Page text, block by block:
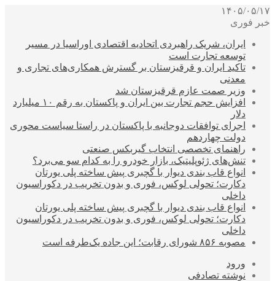
۱۴۰۵/۰۵/۱۷
خبر فوری
ایران، شریک راهبردی اتحادیه اقتصادی اوراسیا در مسیر
توسعه تجارت است
تاکید ایران و قرقیزستان بر گسترش همکاری‌های تجاری و
معدنی
وزیر صمت عازم قرقیزستان شد
افزایش حجم تجارت بین ایران و پاکستان به رقم ۱۰ میلیارد
دلار
اجرای توافقات دوجانبه با پاکستان در راستا سیاست محوری
دولت چهاردهم
راهنمای تخصصی انتخاب گیربکس صنعتی
تنش‌های ژئوپلیتیک، بازار خودرو را به کدام سو می‌برد؟
انواع قاب بندی دیوار با گچبری پیش ساخته پلی یورتان
دکارت؛ تحولی لوکس، فوری و بدون تخریب در دکوراسیون
داخلی
انواع قاب بندی دیوار با گچبری پیش ساخته پلی یورتان
دکارت؛ تحولی لوکس، فوری و بدون تخریب در دکوراسیون
داخلی
مصوبه ۸۵۶ شورای رقابت؛ این جاده یک‌طرفه است
ورود
نوشته تصادفی